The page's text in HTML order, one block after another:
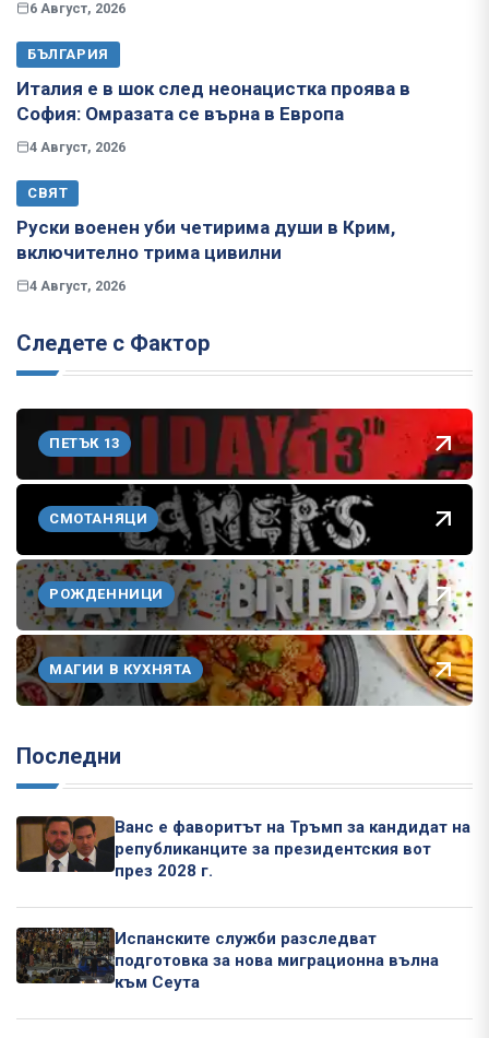
6 Август, 2026
БЪЛГАРИЯ
Италия е в шок след неонацистка проява в
София: Омразата се върна в Европа
4 Август, 2026
СВЯТ
Руски военен уби четирима души в Крим,
включително трима цивилни
4 Август, 2026
Следете с Фактор
ПЕТЪК 13
СМОТАНЯЦИ
РОЖДЕННИЦИ
МАГИИ В КУХНЯТА
Последни
Ванс е фаворитът на Тръмп за кандидат на
републиканците за президентския вот
през 2028 г.
Испанските служби разследват
подготовка за нова миграционна вълна
към Сеута